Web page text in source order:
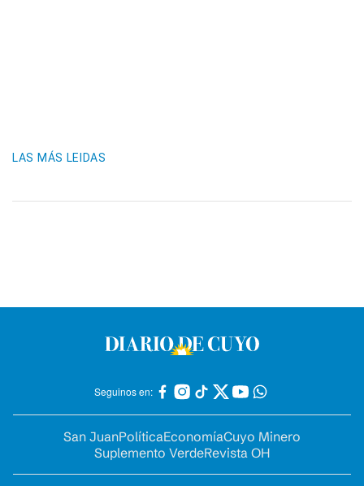
LAS MÁS LEIDAS
Seguinos en:
San JuanPolíticaEconomíaCuyo Minero
Suplemento VerdeRevista OH